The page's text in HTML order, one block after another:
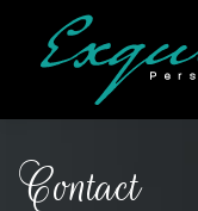
Contact